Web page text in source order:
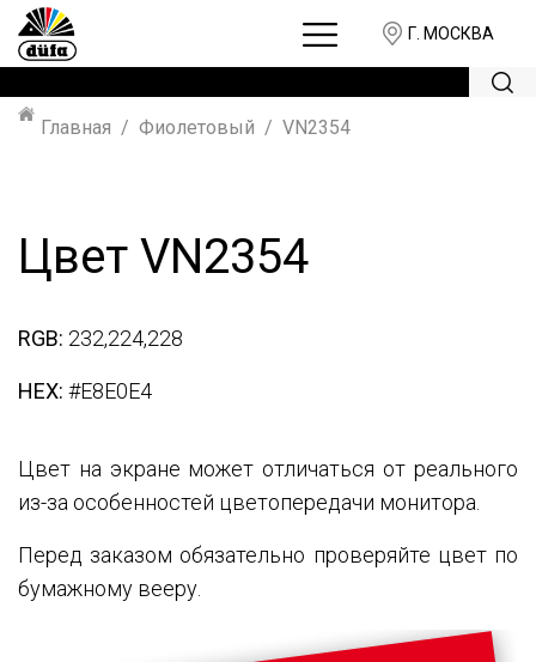
Г. МОСКВА
Главная Фиолетовый VN2354
Цвет VN2354
RGB: 232,224,228
HEX: #E8E0E4
Цвет на экране может отличаться от реального
из-за особенностей цветопередачи монитора.
Перед заказом обязательно проверяйте цвет по
бумажному вееру.